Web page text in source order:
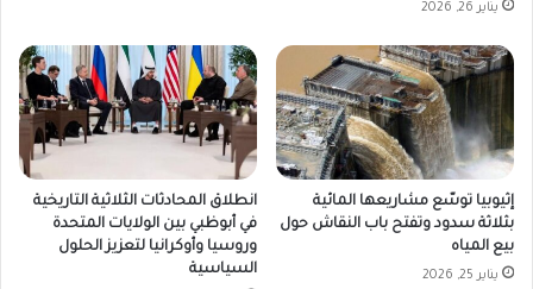
يناير 26, 2026
إثيوبيا توسّع مشاريعها المائية
بثلاثة سدود وتفتح باب النقاش حول
بيع المياه
يناير 25, 2026
انطلاق المحادثات الثلاثية التاريخية
في أبوظبي بين الولايات المتحدة
وروسيا وأوكرانيا لتعزيز الحلول
السياسية